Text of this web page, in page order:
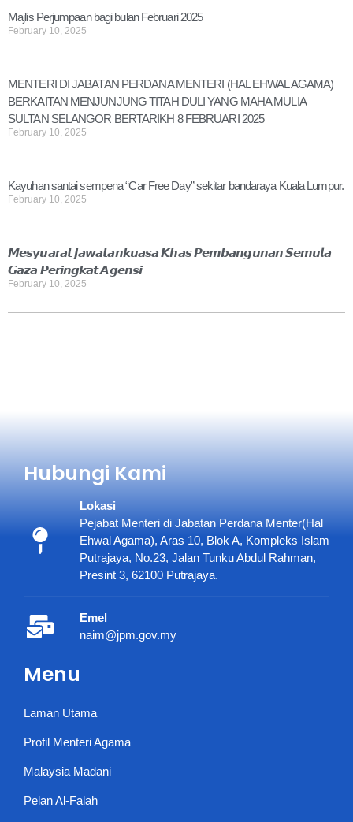
Majlis Perjumpaan bagi bulan Februari 2025
February 10, 2025
MENTERI DI JABATAN PERDANA MENTERI (HAL EHWAL AGAMA)
BERKAITAN MENJUNJUNG TITAH DULI YANG MAHA MULIA
SULTAN SELANGOR BERTARIKH 8 FEBRUARI 2025
February 10, 2025
Kayuhan santai sempena “Car Free Day” sekitar bandaraya Kuala Lumpur.
February 10, 2025
𝙈𝙚𝙨𝙮𝙪𝙖𝙧𝙖𝙩 𝙅𝙖𝙬𝙖𝙩𝙖𝙣𝙠𝙪𝙖𝙨𝙖 𝙆𝙝𝙖𝙨 𝙋𝙚𝙢𝙗𝙖𝙣𝙜𝙪𝙣𝙖𝙣 𝙎𝙚𝙢𝙪𝙡𝙖
𝙂𝙖𝙯𝙖 𝙋𝙚𝙧𝙞𝙣𝙜𝙠𝙖𝙩 𝘼𝙜𝙚𝙣𝙨𝙞
February 10, 2025
Hubungi Kami
Lokasi
Pejabat Menteri di Jabatan Perdana Menter(Hal
Ehwal Agama), Aras 10, Blok A, Kompleks Islam
Putrajaya, No.23, Jalan Tunku Abdul Rahman,
Presint 3, 62100 Putrajaya.
Emel
naim@jpm.gov.my
Menu
Laman Utama
Profil Menteri Agama
Malaysia Madani
Pelan Al-Falah